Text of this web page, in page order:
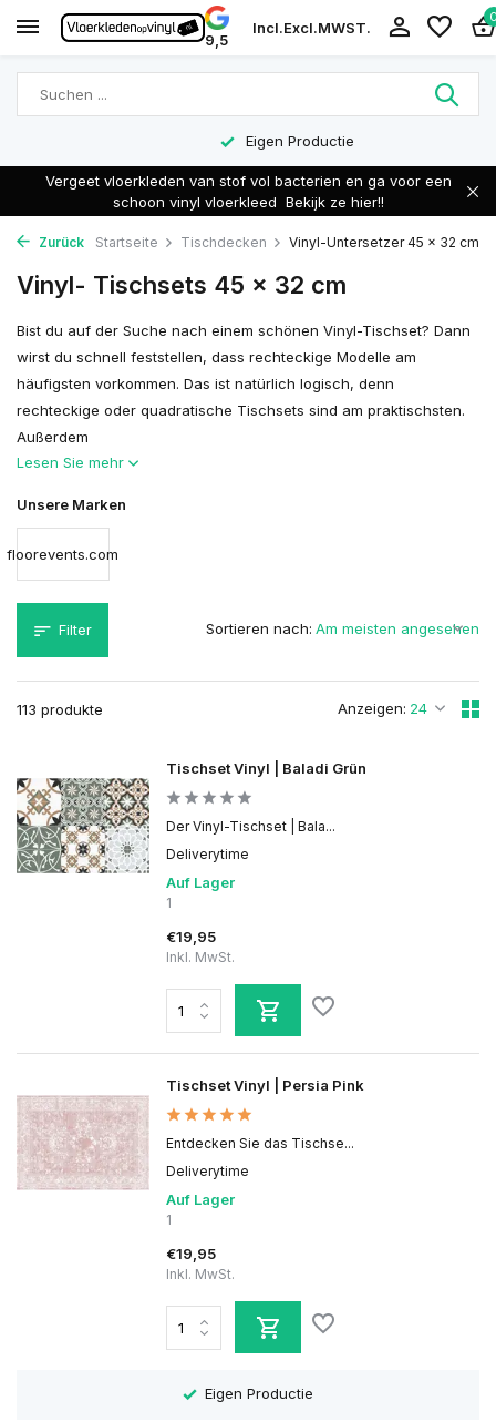
9,5
Incl.Excl.MWST.
Eigen Productie
Vergeet vloerkleden van stof vol bacterien en ga voor een
schoon vinyl vloerkleed Bekijk ze hier!!
Zurück Startseite Tischdecken Vinyl-Untersetzer 45 x 32 cm
Vinyl- Tischsets 45 x 32 cm
Bist du auf der Suche nach einem schönen Vinyl-Tischset? Dann
wirst du schnell feststellen, dass rechteckige Modelle am
häufigsten vorkommen. Das ist natürlich logisch, denn
rechteckige oder quadratische Tischsets sind am praktischsten.
Außerdem
Lesen Sie mehr
Unsere Marken
floorevents.com
Filter
113 produkte Anzeigen:
Sortieren nach:
Tischset Vinyl | Baladi Grün
Der Vinyl-Tischset | Bala...
Deliverytime
Auf Lager
1
€19,95
Inkl. MwSt.
Tischset Vinyl | Persia Pink
Entdecken Sie das Tischse...
Deliverytime
Auf Lager
1
€19,95
Inkl. MwSt.
Eigen Productie